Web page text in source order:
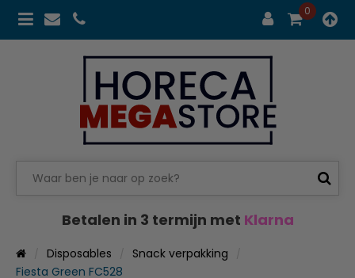
0
Betalen in 3 termijn met Klarna
Disposables
Snack verpakking
Fiesta Green FC528